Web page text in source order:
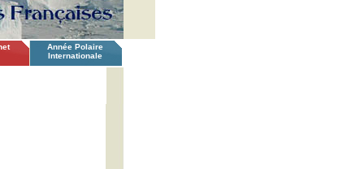
Année Polaire
Internationale